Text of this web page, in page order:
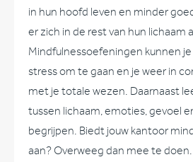
in hun hoofd leven en minder
er zich in de rest van hun lichaam
Mindfulnessoefeningen kunnen
stress om te gaan en je weer in
met je totale wezen. Daarnaast
tussen lichaam, emoties, gevoel
begrijpen. Biedt jouw kantoor
aan? Overweeg dan mee te